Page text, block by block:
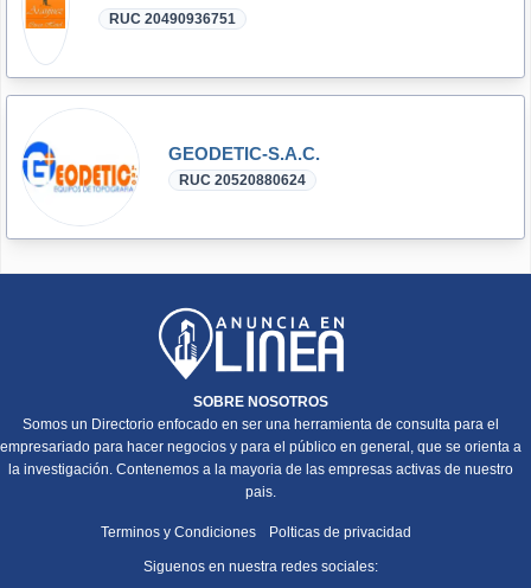
RUC 20490936751
GEODETIC-S.A.C.
RUC 20520880624
SOBRE NOSOTROS
Somos un Directorio enfocado en ser una herramienta de consulta para el
empresariado para hacer negocios y para el público en general, que se orienta a
la investigación. Contenemos a la mayoria de las empresas activas de nuestro
pais.
Terminos y Condiciones Polticas de privacidad
Siguenos en nuestra redes sociales: